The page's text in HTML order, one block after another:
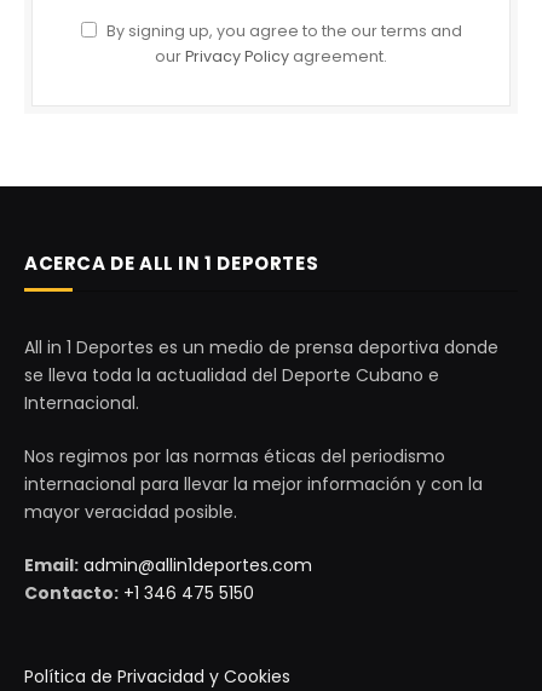
By signing up, you agree to the our terms and
ourPrivacy Policy agreement.
ACERCA DE ALL IN 1 DEPORTES
All in 1 Deportes es un medio de prensa deportiva donde
se lleva toda la actualidad del Deporte Cubano e
Internacional.
Nos regimos por las normas éticas del periodismo
internacional para llevar la mejor información y con la
mayor veracidad posible.
Email: admin@allin1deportes.com
Contacto: +1 346 475 5150
Política de Privacidad y Cookies